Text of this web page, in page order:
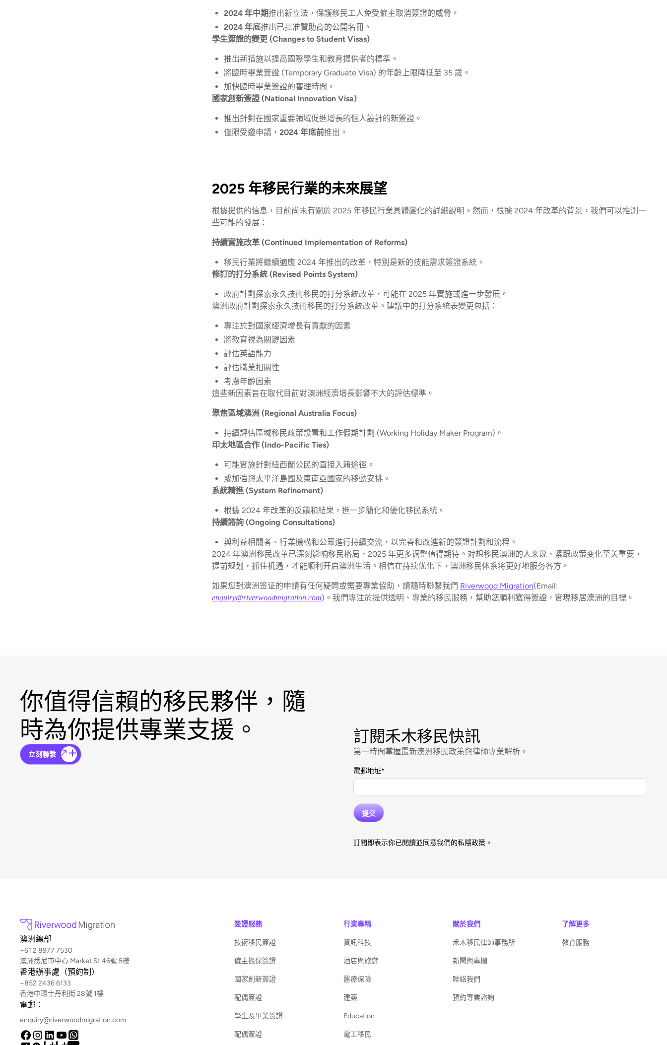
2024 年中期推出新立法，保護移民工人免受僱主取消簽證的威脅。
2024 年底推出已批准贊助商的公開名冊。
學生簽證的變更 (Changes to Student Visas)
推出新措施以提高國際學生和教育提供者的標準。
將臨時畢業簽證 (Temporary Graduate Visa) 的年齡上限降低至 35 歲。
加快臨時畢業簽證的審理時間。
國家創新簽證 (National Innovation Visa)
推出針對在國家重要領域促進增長的個人設計的新簽證。
僅限受邀申請， 2024 年底前推出。
2025 年移民行業的未來展望
根據提供的信息，目前尚未有關於 2025 年移民行業具體變化的詳細說明。然而，根據 2024 年改革的背景，我們可以推測一
些可能的發展：
持續實施改革 (Continued Implementation of Reforms)
移民行業將繼續適應 2024 年推出的改革，特別是新的技能需求簽證系統。
修訂的打分系統 (Revised Points System)
政府計劃探索永久技術移民的打分系統改革，可能在 2025 年實施或進一步發展。
澳洲政府計劃探索永久技術移民的打分系統改革。建議中的打分系統表變更包括：
專注於對國家經濟增長有貢獻的因素
將教育視為關鍵因素
評估英語能力
評估職業相關性
考慮年齡因素
這些新因素旨在取代目前對澳洲經濟增長影響不大的評估標準。
聚焦區域澳洲 (Regional Australia Focus)
持續評估區域移民政策設置和工作假期計劃 (Working Holiday Maker Program)。
印太地區合作 (Indo-Pacific Ties)
可能實施針對紐西蘭公民的直接入籍途徑。
或加強與太平洋島國及東南亞國家的移動安排。
系統精進 (System Refinement)
根據 2024 年改革的反饋和結果，進一步簡化和優化移民系統。
持續諮詢 (Ongoing Consultations)
與利益相關者、行業機構和公眾進行持續交流，以完善和改進新的簽證計劃和流程。
2024 年澳洲移民改革已深刻影响移民格局，2025 年更多调整值得期待。对想移民澳洲的人来说，紧跟政策变化至关重要，
提前规划，抓住机遇，才能顺利开启澳洲生活。相信在持续优化下，澳洲移民体系将更好地服务各方。
如果您對澳洲签证的申請有任何疑問或需要專業協助，請隨時聯繫我們 Riverwood Migration(Email:
enquiry@riverwoodmigration.com)。我們專注於提供透明、專業的移民服務，幫助您順利獲得簽證，實現移居澳洲的目標。
你值得信賴的移民夥伴，隨
時為你提供專業支援。
立刻聯繫
訂閱禾木移民快訊
第一時間掌握最新澳洲移民政策與律師專業解析。
電郵地址*
訂閱即表示你已閱讀並同意我們的私隱政策。
澳洲總部
+61 2 8977 7530
澳洲悉尼市中心 Market St 46號 5樓
香港辦事處（預約制）
+852 2436 6133
香港中環士丹利街 28號 1樓
電郵：
enquiry@riverwoodmigration.com
簽證服務
技術移民簽證
僱主擔保簽證
國家創新簽證
配偶簽證
學生及畢業簽證
配偶簽證
行業專精
資訊科技
酒店與旅遊
醫療保險
建築
Education
電工移民
關於我們
禾木移民律師事務所
新聞與專欄
聯絡我們
預約專業諮詢
了解更多
教育服務